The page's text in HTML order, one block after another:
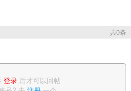
共0条
登录 后才可以回帖